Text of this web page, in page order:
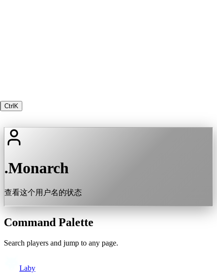
Ctrl K
.Monarch
查看这个用户名的状态
Command Palette
Search players and jump to any page.
Laby